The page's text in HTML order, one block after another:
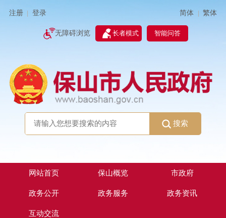
注册 登录 简体 | 繁体
无障碍浏览 长者模式 智能问答
搜索
网站首页 保山概览 市政府
政务公开 政务服务 政务资讯
互动交流